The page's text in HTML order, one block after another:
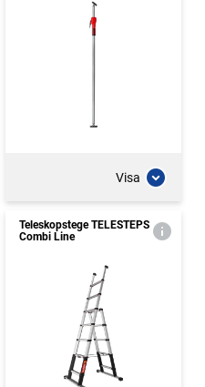
Visa
Teleskopstege TELESTEPS
Combi Line